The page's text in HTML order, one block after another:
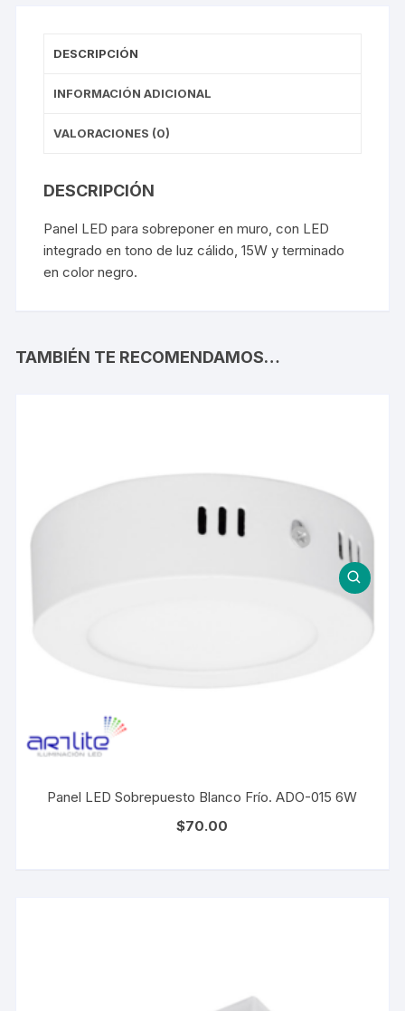
DESCRIPCIÓN
INFORMACIÓN ADICIONAL
VALORACIONES (0)
DESCRIPCIÓN
Panel LED para sobreponer en muro, con LED
integrado en tono de luz cálido, 15W y terminado
en color negro.
TAMBIÉN TE RECOMENDAMOS…
Panel LED Sobrepuesto Blanco Frío. ADO-015 6W
$70.00